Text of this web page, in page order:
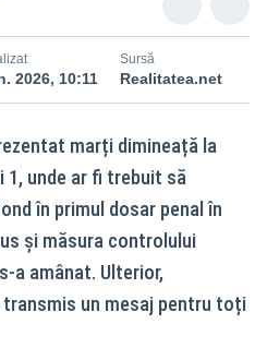
2026, 10:11
Sursă
Realitatea.net
marți dimineață la
unde ar fi trebuit să
în primul dosar penal în
și măsura controlului
a amânat. Ulterior,
un mesaj pentru toți